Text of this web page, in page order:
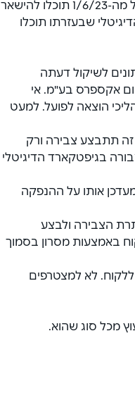
כל קנייה במותגים החביבים עליכם, תקבלו החזר כספי. החל מה-1/6/23 תוכלו להישאר
שבעזרתו תוכלו
לשיקול דעתה
אקספרס בע"מ. אי
הוצאה לפועל. למעט
החל מיום 1.6.2023. עד למועד זה תתבצע צבירה ורק
בגיפטקארד הדיגיטלי
אותו על ההנפקה
ביתרת הצבירה ולבצע
ללקוח באמצעות מסרון בסמוך
15.11.2025. מתנה אחת ללקוח. לא למצטרפים
מכל סוג שהוא.